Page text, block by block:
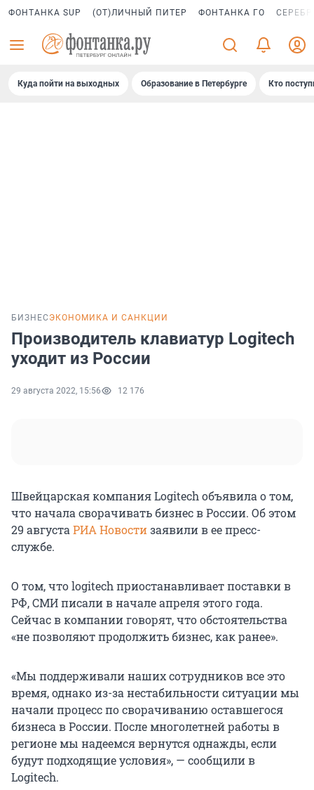
ФОНТАНКА SUP (ОТ)ЛИЧНЫЙ ПИТЕР ФОНТАНКА ГО
Куда пойти на выходных Образование в Петербурге Кто
БИЗНЕС ЭКОНОМИКА И САНКЦИИ
Производитель клавиатур Logitech
уходит из России
29 августа 2022, 15:56 12 176
Швейцарская компания Logitech объявила о том,
что начала сворачивать бизнес в России. Об этом
29 августа РИА Новостизаявили в ее пресс-
службе.
О том, что logitech приостанавливает поставки в
РФ, СМИ писали в начале апреля этого года.
Сейчас в компании говорят, что обстоятельства
«не позволяют продолжить бизнес, как ранее».
«Мы поддерживали наших сотрудников все это
время, однако из-за нестабильности ситуации мы
начали процесс по сворачиванию оставшегося
бизнеса в России. После многолетней работы в
регионе мы надеемся вернутся однажды, если
будут подходящие условия», — сообщили в
Logitech.